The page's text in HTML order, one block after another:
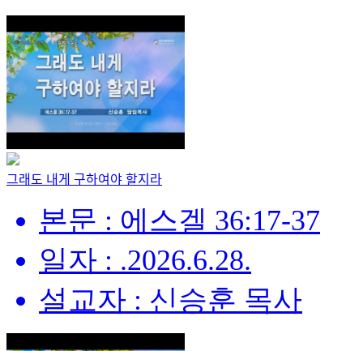
그래도 내게 구하여야 할지라
본문 : 에스겔 36:17-37
일자 : .2026.6.28.
설교자 : 신승훈 목사